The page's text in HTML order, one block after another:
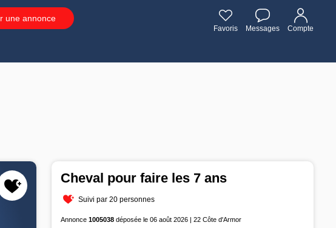
une annonce
Favoris Messages Compte
Cheval pour faire les 7 ans
Suivi par 20 personnes
Annonce1005038 déposée le 06 août 2026 | 22 Côte d'Armor